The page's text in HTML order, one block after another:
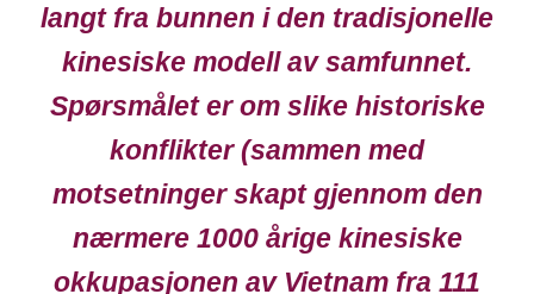
langt fra bunnen i den tradisjonelle
kinesiske modell av samfunnet.
Spørsmålet er om slike historiske
konflikter (sammen med
motsetninger skapt gjennom den
nærmere 1000 årige kinesiske
okkupasjonen av Vietnam fra 111